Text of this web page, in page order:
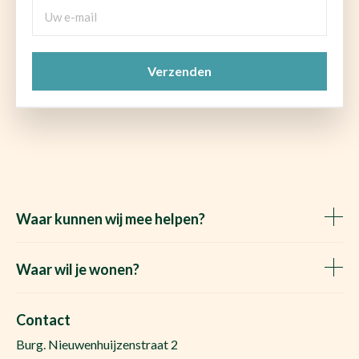
Waar kunnen wij mee helpen?
Het Waare Huis zoekt
Gratis woningwaarde
Vraag de kosten op
Waar wil je wonen?
Makelaar Den Bosch
Huis kopen Nuland
Contact
Burg. Nieuwenhuijzenstraat 2